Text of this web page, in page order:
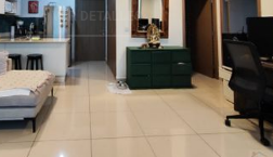
VER DETALLES